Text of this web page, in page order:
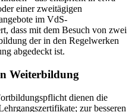
einer zweitägigen
im VdS-
dass mit dem Besuch von zwei
der in den Regelwerken
abgedeckt ist.
Weiterbildung
dienen die
zur besseren